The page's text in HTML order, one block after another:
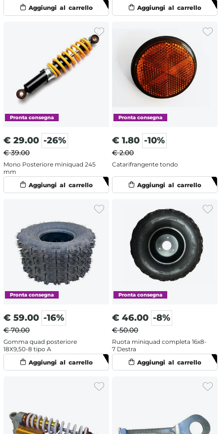
€ 29.00 -26%
€ 39.00
Mono Posteriore miniquad 245
mm
€ 1.80 -10%
€ 2.00
Catarifrangente tondo
€ 59.00 -16%
€ 70.00
Gomma quad posteriore
18X9,50-8 tipo A
€ 46.00 -8%
€ 50.00
Ruota miniquad completa 16x8-
7 Destra